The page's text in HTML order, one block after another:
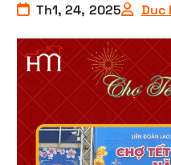
Th1, 24, 2025 Duc